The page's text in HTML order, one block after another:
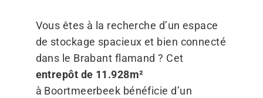
Vous êtes à la recherche d’un espace
de stockage spacieux et bien connecté
dans le Brabant flamand ? Cet
entrepôt de 11.928m²
à Boortmeerbeek bénéficie d’un